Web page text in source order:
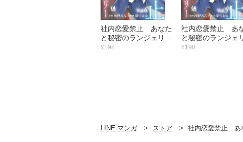
社内恋愛禁止 あなた
と秘密のランジェリー
【短編】6
¥198
社内恋愛禁止 あ
と秘密のランジェ
【短編】5
¥198
LINE マンガ ストア 社内恋愛禁止 あ